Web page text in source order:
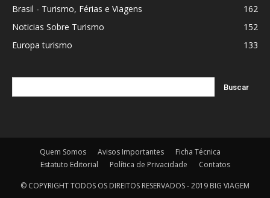
Brasil - Turismo, Férias e Viagens
162
Noticias Sobre Turismo
152
Europa turismo
133
Quem Somos Avisos Importantes
Ficha Técnica
Estatuto Editorial
Política de Privacidade Contatos
© COPYRIGHT TODOS OS DIREITOS RESERVADOS - 2019 BIG VIAGEM